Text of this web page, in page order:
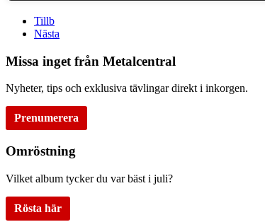
Tillb
Nästa
Missa inget från Metalcentral
Nyheter, tips och exklusiva tävlingar direkt i inkorgen.
Prenumerera
Omröstning
Vilket album tycker du var bäst i juli?
Rösta här